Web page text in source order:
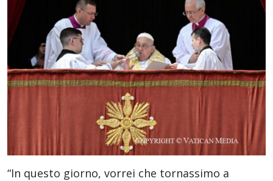
“In questo giorno, vorrei che tornassimo a